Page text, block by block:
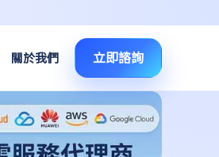
關於我們 立即諮詢